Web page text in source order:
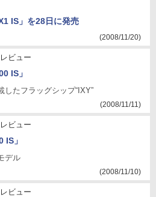
IS」を28日に発売
(2008/11/20)
ビュー
IS」
したフラッグシップ“IXY”
(2008/11/11)
ビュー
IS」
デル
(2008/11/10)
ビュー